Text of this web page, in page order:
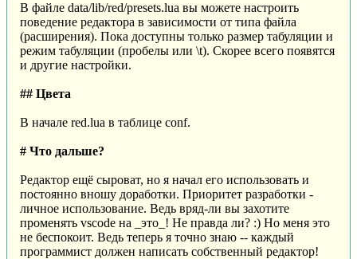
В файле data/lib/red/presets.lua вы можете настроить
поведение редактора в зависимости от типа файла
(расширения). Пока доступны только размер табуляции и
режим табуляции (пробелы или \t). Скорее всего появятся
и другие настройки.
## Цвета
В начале red.lua в таблице conf.
# Что дальше?
Редактор ещё сыроват, но я начал его использовать и
постоянно вношу доработки. Приоритет разработки -
личное использование. Ведь вряд-ли вы захотите
променять vscode на _это_! Не правда ли? :) Но меня это
не беспокоит. Ведь теперь я точно знаю -- каждый
программист должен написать собственный редактор!